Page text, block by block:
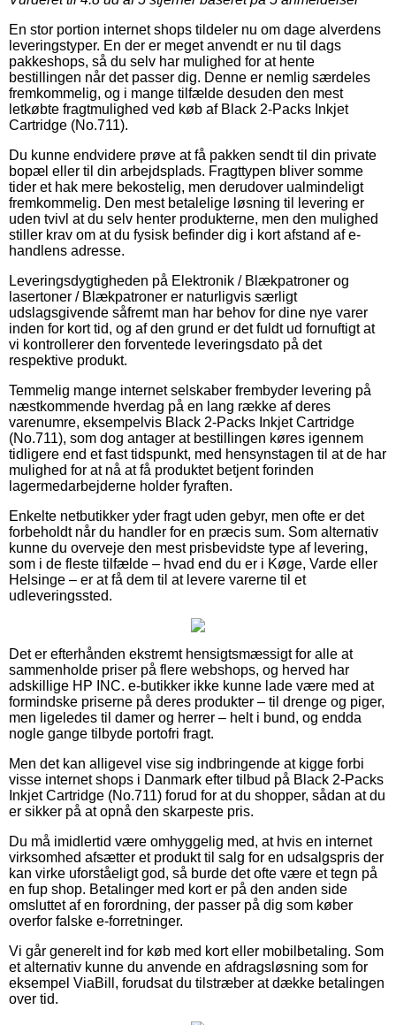
En stor portion internet shops tildeler nu om dage alverdens
leveringstyper. En der er meget anvendt er nu til dags
pakkeshops, så du selv har mulighed for at hente
bestillingen når det passer dig. Denne er nemlig særdeles
fremkommelig, og i mange tilfælde desuden den mest
letkøbte fragtmulighed ved køb af Black 2-Packs Inkjet
Cartridge (No.711).
Du kunne endvidere prøve at få pakken sendt til din private
bopæl eller til din arbejdsplads. Fragttypen bliver somme
tider et hak mere bekostelig, men derudover ualmindeligt
fremkommelig. Den mest betalelige løsning til levering er
uden tvivl at du selv henter produkterne, men den mulighed
stiller krav om at du fysisk befinder dig i kort afstand af e-
handlens adresse.
Leveringsdygtigheden på Elektronik / Blækpatroner og
lasertoner / Blækpatroner er naturligvis særligt
udslagsgivende såfremt man har behov for dine nye varer
inden for kort tid, og af den grund er det fuldt ud fornuftigt at
vi kontrollerer den forventede leveringsdato på det
respektive produkt.
Temmelig mange internet selskaber frembyder levering på
næstkommende hverdag på en lang række af deres
varenumre, eksempelvis Black 2-Packs Inkjet Cartridge
(No.711), som dog antager at bestillingen køres igennem
tidligere end et fast tidspunkt, med hensynstagen til at de har
mulighed for at nå at få produktet betjent forinden
lagermedarbejderne holder fyraften.
Enkelte netbutikker yder fragt uden gebyr, men ofte er det
forbeholdt når du handler for en præcis sum. Som alternativ
kunne du overveje den mest prisbevidste type af levering,
som i de fleste tilfælde – hvad end du er i Køge, Varde eller
Helsinge – er at få dem til at levere varerne til et
udleveringssted.
Det er efterhånden ekstremt hensigtsmæssigt for alle at
sammenholde priser på flere webshops, og herved har
adskillige HP INC. e-butikker ikke kunne lade være med at
formindske priserne på deres produkter – til drenge og piger,
men ligeledes til damer og herrer – helt i bund, og endda
nogle gange tilbyde portofri fragt.
Men det kan alligevel vise sig indbringende at kigge forbi
visse internet shops i Danmark efter tilbud på Black 2-Packs
Inkjet Cartridge (No.711) forud for at du shopper, sådan at du
er sikker på at opnå den skarpeste pris.
Du må imidlertid være omhyggelig med, at hvis en internet
virksomhed afsætter et produkt til salg for en udsalgspris der
kan virke uforståeligt god, så burde det ofte være et tegn på
en fup shop. Betalinger med kort er på den anden side
omsluttet af en forordning, der passer på dig som køber
overfor falske e-forretninger.
Vi går generelt ind for køb med kort eller mobilbetaling. Som
et alternativ kunne du anvende en afdragsløsning som for
eksempel ViaBill, forudsat du tilstræber at dække betalingen
over tid.